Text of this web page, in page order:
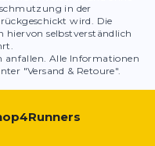
in der
wird. Die
hiervon selbstverständlich
anfallen. Alle Informationen
"Versand & Retoure".